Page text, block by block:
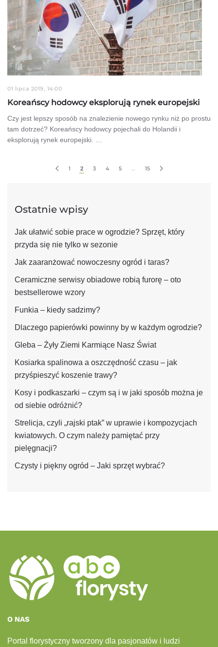
01 lipca 2019, 14:00
Koreańscy hodowcy eksplorują rynek europejski
Czy jest lepszy sposób na znalezienie nowego rynku niż po prostu
tam dotrzeć? Koreańscy hodowcy pojechali do Holandii i
eksplorują rynek europejski. …
1 2 3 4 5 … 15
Ostatnie wpisy
Jak ułatwić sobie prace w ogrodzie? Sprzęt, który
przyda się nie tylko w sezonie
Jak zaaranżować nowoczesny ogród i taras?
Ceramiczne serwisy obiadowe robią furorę – oto
bestsellerowe wzory
Funkia – kiedy sadzimy?
Dlaczego papierówki powinny by w każdym ogrodzie?
Gleba – Żyły Ziemi Karmiące Nasz Świat
Kosiarka spalinowa a oszczędność czasu – jak
przyśpieszyć koszenie trawy?
Kosy i podkaszarki – czym są i w jaki sposób można je
od siebie odróżnić?
Strelicja, czyli „rajski ptak” w uprawie i kompozycjach
kwiatowych. O czym należy pamiętać przy
pielęgnacji?
Czysty i piękny ogród – Jaki sprzęt wybrać?
O NAS
Portal florystyczny tworzony dla pasjonatów i ludzi